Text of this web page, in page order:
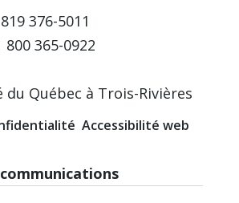
376-5011
365-0922
Québec à Trois-Rivières
Accessibilité web